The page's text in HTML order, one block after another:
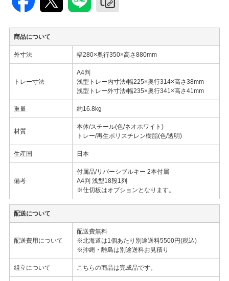
商品について
外寸法 幅280×奥行350×高さ880mm
トレー寸法
A4判
浅型トレー内寸法/幅225×奥行314×高さ38mm
浅型トレー外寸法/幅235×奥行341×高さ41mm
重量 約16.8kg
材質
本体/スチール(色/ネオホワイト)
トレー/再生ポリスチレン樹脂(色/透明)
生産国 日本
備考
付属品/リバーシブルキー 2本付属
A4判 浅型18段1列
※仕切板はオプションとなります。
配送について
配送費用について
配送費無料
※北海道は1個あたり別途送料5500円(税込)
※沖縄・離島は別途送料お見積り
組立について こちらの商品は完成品です。